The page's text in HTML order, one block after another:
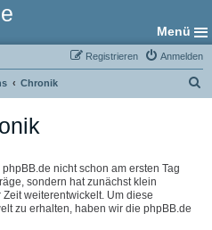
Menü
Anmelden
Registrieren
Chronik
nicht schon am ersten Tag
sondern hat zunächst klein
weiterentwickelt. Um diese
zu erhalten, haben wir die phpBB.de